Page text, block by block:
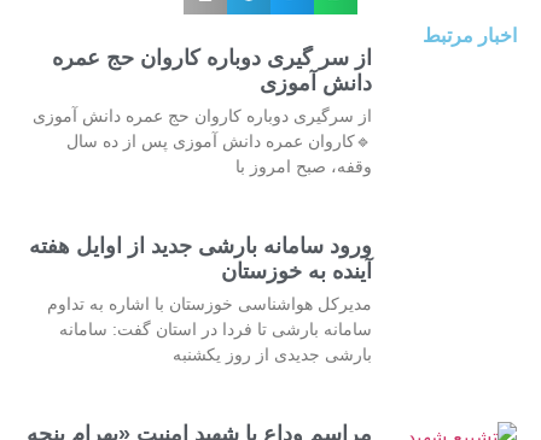
اخبار مرتبط
از سر گیری دوباره کاروان حج عمره
دانش آموزی
از سرگیری دوباره کاروان حج عمره دانش آموزی
🔹کاروان عمره دانش آموزی پس از ده سال
وقفه، صبح امروز با
ورود سامانه بارشی جدید از اوایل هفته
آینده به خوزستان
مدیرکل هواشناسی خوزستان با اشاره به تداوم
سامانه بارشی تا فردا در استان گفت: سامانه
بارشی جدیدی از روز یکشنبه
مراسم وداع با شهید امنیت «بهرام پنجه